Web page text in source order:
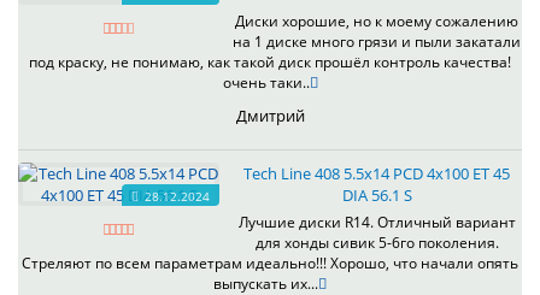
Диски хорошие, но к моему сожалению
на 1 диске много грязи и пыли закатали
под краску, не понимаю, как такой диск прошёл контроль качества!
очень таки..
Дмитрий
28.12.2024
Tech Line 408 5.5x14 PCD 4x100 ET 45
DIA 56.1 S
Лучшие диски R14. Отличный вариант
для хонды сивик 5-6го поколения.
Стреляют по всем параметрам идеально!!! Хорошо, что начали опять
выпускать их...